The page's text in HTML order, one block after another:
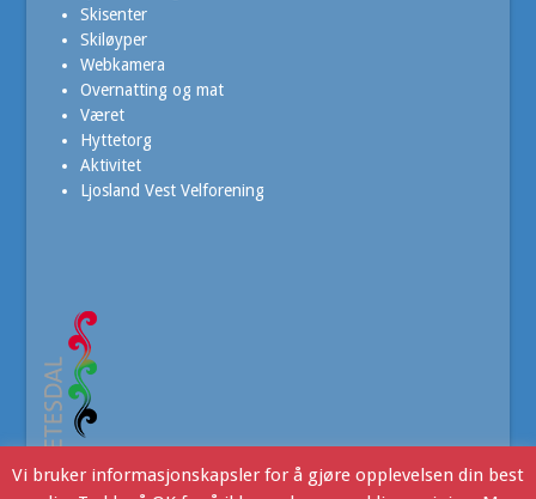
Skisenter
Skiløyper
Webkamera
Overnatting og mat
Været
Hyttetorg
Aktivitet
Ljosland Vest Velforening
Vi bruker informasjonskapsler for å gjøre opplevelsen din best